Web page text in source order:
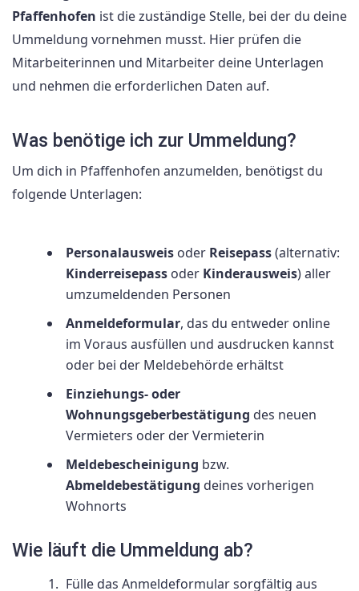
Pfaffenhofen ist die zuständige Stelle, bei der du deine
Ummeldung vornehmen musst. Hier prüfen die
Mitarbeiterinnen und Mitarbeiter deine Unterlagen
und nehmen die erforderlichen Daten auf.
Was benötige ich zur Ummeldung?
Um dich in Pfaffenhofen anzumelden, benötigst du
folgende Unterlagen:
Personalausweis oder Reisepass(alternativ:
Kinderreisepass oder Kinderausweis) aller
umzumeldenden Personen
Anmeldeformular, das du entweder online
im Voraus ausfüllen und ausdrucken kannst
oder bei der Meldebehörde erhältst
Einziehungs- oder
Wohnungsgeberbestätigung des neuen
Vermieters oder der Vermieterin
Meldebescheinigung bzw.
Abmeldebestätigung deines vorherigen
Wohnorts
Wie läuft die Ummeldung ab?
Fülle das Anmeldeformular sorgfältig aus